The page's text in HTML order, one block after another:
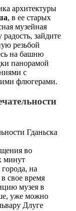
архитектуры
, в ее старых
музейная
зайдите
резьбой
на башню
панорамой
с
флюгерами.
во
минут
на
свое время
музея в
уже можно
Длуге